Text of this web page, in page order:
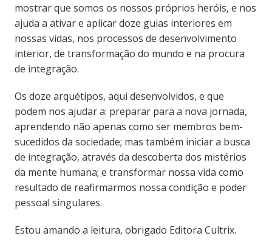
mostrar que somos os nossos próprios heróis, e nos
ajuda a ativar e aplicar doze guias interiores em
nossas vidas, nos processos de desenvolvimento
interior, de transformação do mundo e na procura
de integração.
Os doze arquétipos, aqui desenvolvidos, e que
podem nos ajudar a: preparar para a nova jornada,
aprendendo não apenas como ser membros bem-
sucedidos da sociedade; mas também iniciar a busca
de integração, através da descoberta dos mistérios
da mente humana; e transformar nossa vida como
resultado de reafirmarmos nossa condição e poder
pessoal singulares.
Estou amando a leitura, obrigado Editora Cultrix.